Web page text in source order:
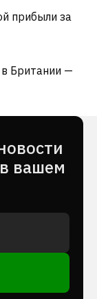
прибыли за
Британии —
вашем